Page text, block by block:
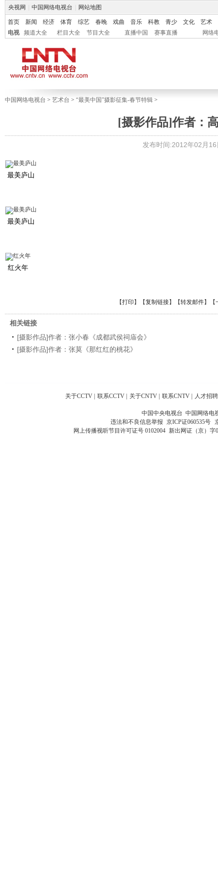
央视网 中国网络电视台 网站地图
首页 新闻 经济 体育 综艺 春晚 戏曲 音乐 科教 青少 文化
艺术
电视
频道大全 栏目大全 节目大全 直播中国 赛事直播 网络
中国网络电视台 > 艺术台 > “最美中国”摄影征集-春节特辑 >
[摄影作品]作者：
发布时间:2012年02月
最美庐山
最美庐山
红火年
【打印 】【复制链接】【转发邮件】
相关链接
[摄影作品]作者：张小春《成都武侯祠庙会》
[摄影作品]作者：张莫《那红红的桃花》
关于CCTV 联系CCTV 关于CNTV 联系CNTV 人才招聘
中国中央电视台 中国网络电
违法和不良信息举报 京ICP证060535号
网上传播视听节目许可证号 0102004 新出网证（京）